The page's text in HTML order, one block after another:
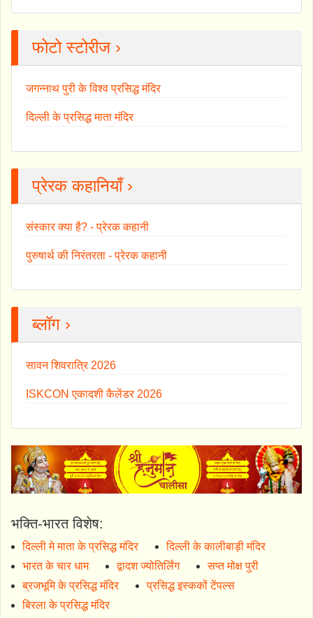
फोटो स्टोरीज ›
जगन्नाथ पुरी के विश्व प्रसिद्ध मंदिर
दिल्ली के प्रसिद्ध माता मंदिर
प्रेरक कहानियाँ ›
संस्कार क्या है? - प्रेरक कहानी
पुरुषार्थ की निरंतरता - प्रेरक कहानी
ब्लॉग ›
सावन शिवरात्रि 2026
ISKCON एकादशी कैलेंडर 2026
भक्ति-भारत विशेष:
दिल्ली मे माता के प्रसिद्ध मंदिर
दिल्ली के कालीबाड़ी मंदिर
भारत के चार धाम
द्वादश ज्योतिर्लिंग
सप्त मोक्ष पुरी
ब्रजभूमि के प्रसिद्ध मंदिर
प्रसिद्ध इस्ककों टेंपल्स
बिरला के प्रसिद्ध मंदिर